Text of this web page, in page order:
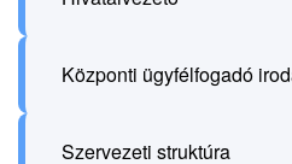
Központi ügyfélfogadó
Szervezeti struktúra